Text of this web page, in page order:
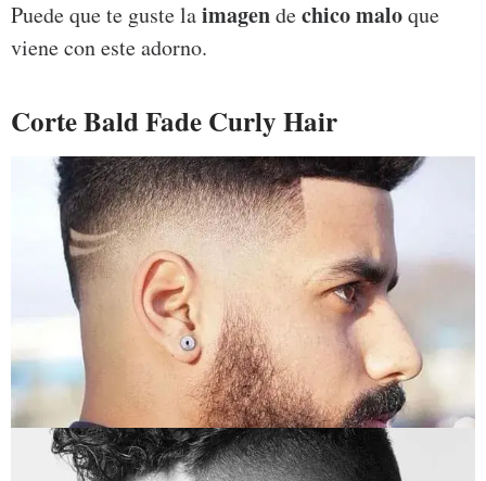
Puede que te guste laimagendechico maloque
viene con este adorno.
Corte Bald Fade Curly Hair